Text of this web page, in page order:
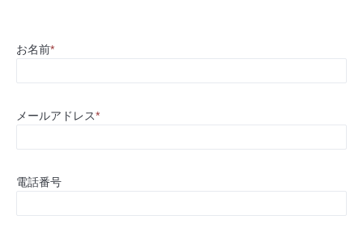
お名前*
メールアドレス*
電話番号